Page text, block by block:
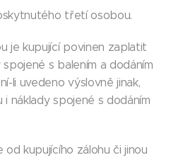
třetí osobou.
je kupující povinen zaplatit
s balením a dodáním
li uvedeno výslovně jinak,
náklady spojené s dodáním
kupujícího zálohu či jinou